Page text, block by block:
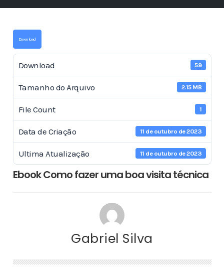
Download
Download 59
Tamanho do Arquivo 2.15 MB
File Count 1
Data de Criação 11 de outubro de 2023
Ultima Atualização 11 de outubro de 2023
Ebook Como fazer uma boa visita técnica
Gabriel Silva